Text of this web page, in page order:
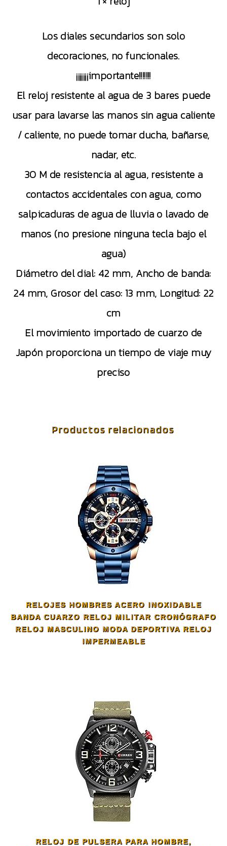
Los diales secundarios son solo
decoraciones, no funcionales.
¡¡¡¡¡¡¡importante!!!!!!!
El reloj resistente al agua de 3 bares puede
usar para lavarse las manos sin agua caliente
/ caliente, no puede tomar ducha, bañarse,
nadar, etc.
30 M de resistencia al agua, resistente a
contactos accidentales con agua, como
salpicaduras de agua de lluvia o lavado de
manos (no presione ninguna tecla bajo el
agua)
Diámetro del dial: 42 mm, Ancho de banda:
24 mm, Grosor del caso: 13 mm, Longitud: 22
cm
El movimiento importado de cuarzo de
Japón proporciona un tiempo de viaje muy
preciso
Productos relacionados
RELOJES HOMBRES ACERO INOXIDABLE
BANDA CUARZO RELOJ MILITAR CRONÓGRAFO
RELOJ MASCULINO MODA DEPORTIVA RELOJ
IMPERMEABLE
RELOJ DE PULSERA PARA HOMBRE,